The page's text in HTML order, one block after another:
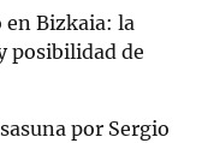
en Bizkaia: la
posibilidad de
por Sergio